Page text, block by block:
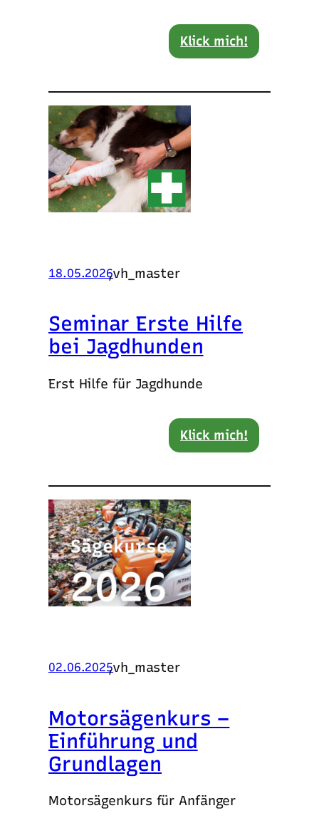
Klick mich!
18.05.2026
,vh_master
Seminar Erste Hilfe
bei Jagdhunden
Erst Hilfe für Jagdhunde
Klick mich!
02.06.2025
,vh_master
Motorsägenkurs –
Einführung und
Grundlagen
Motorsägenkurs für Anfänger